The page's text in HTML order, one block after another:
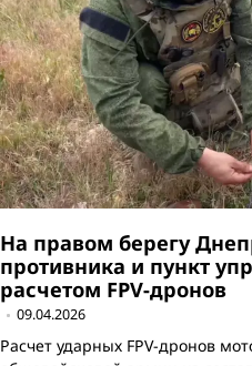
На правом берегу
противника и пункт
расчетом FPV-дронов
09.04.2026
Расчет ударных FPV-дронов